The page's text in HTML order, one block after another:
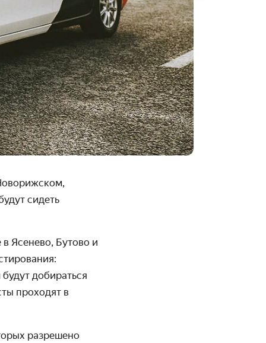
сидеть
Ясенево, Бутово и
добираться
проходят в
разрешено